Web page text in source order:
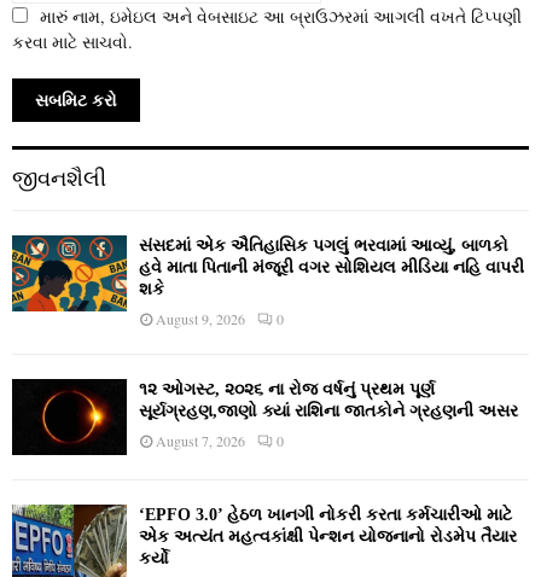
મારું નામ, ઇમેઇલ અને વેબસાઇટ આ બ્રાઉઝરમાં આગલી વખતે ટિપ્પણી
કરવા માટે સાચવો.
જીવનશૈલી
સંસદમાં એક ઐતિહાસિક પગલું ભરવામાં આવ્યું, બાળકો
હવે માતા પિતાની મંજૂરી વગર સોશિયલ મીડિયા નહિ વાપરી
શકે
August 9, 2026 0
૧૨ ઓગસ્ટ, ૨૦૨૬ ના રોજ વર્ષનું પ્રથમ પૂર્ણ
સૂર્યગ્રહણ,જાણો ક્યાં રાશિના જાતકોને ગ્રહણની અસર
August 7, 2026 0
‘EPFO 3.0’ હેઠળ ખાનગી નોકરી કરતા કર્મચારીઓ માટે
એક અત્યંત મહત્વકાંક્ષી પેન્શન યોજનાનો રોડમેપ તૈયાર
કર્યો